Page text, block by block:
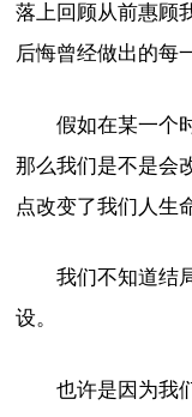
落上回顾从前惠顾
后悔曾经做出的每
假如在某一个
那么我们是不是会
点改变了我们人生
我们不知道结
设。
也许是因为我